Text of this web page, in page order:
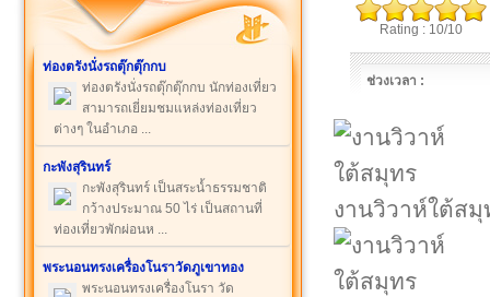
ท่องตรังนั่งรถตุ๊กตุ๊กกบ
ท่องตรังนั่งรถตุ๊กตุ๊กกบ นักท่องเที่ยว
สามารถเยี่ยมชมแหล่งท่องเที่ยว
ต่างๆ ในอำเภอ ...
กะพังสุรินทร์
กะพังสุรินทร์ เป็นสระน้ำธรรมชาติ
กว้างประมาณ 50 ไร่ เป็นสถานที่
ท่องเที่ยวพักผ่อนห ...
พระนอนทรงเครื่องโนราวัดภูเขาทอง
พระนอนทรงเครื่องโนรา วัด
Rating : 10/10
ช่วงเวลา :
งานวิวาห์ใต้สมุ